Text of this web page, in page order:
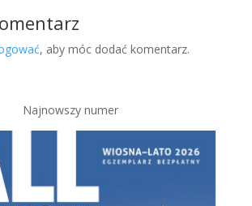
, aby móc dodać komentarz.
Najnowszy numer